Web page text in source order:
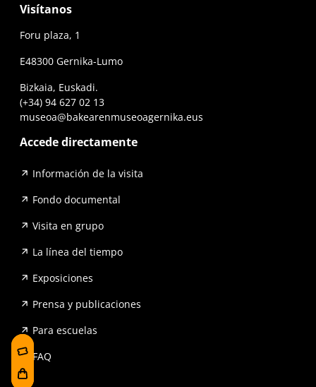
Visítanos
Foru plaza, 1
E48300 Gernika-Lumo
Bizkaia, Euskadi.
(+34) 94 627 02 13
museoa@bakearenmuseoagernika.eus
Accede directamente
Información de la visita
Fondo documental
Visita en grupo
La línea del tiempo
Exposiciones
Prensa y publicaciones
Para escuelas
FAQ